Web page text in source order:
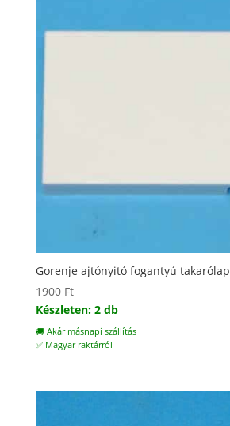
Gorenje ajtónyitó fogantyú takarólap
1900 Ft
Készleten: 2 db
🚚 Akár másnapi szállítás
✅ Magyar raktárról